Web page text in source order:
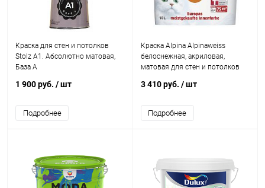
Краска для стен и потолков
Stolz A1. Абсолютно матовая,
База А
1 900 руб. / шт
Подробнее
Краска Alpina Alpinaweiss
белоснежная, акриловая,
матовая для стен и потолков
3 410 руб. / шт
Подробнее